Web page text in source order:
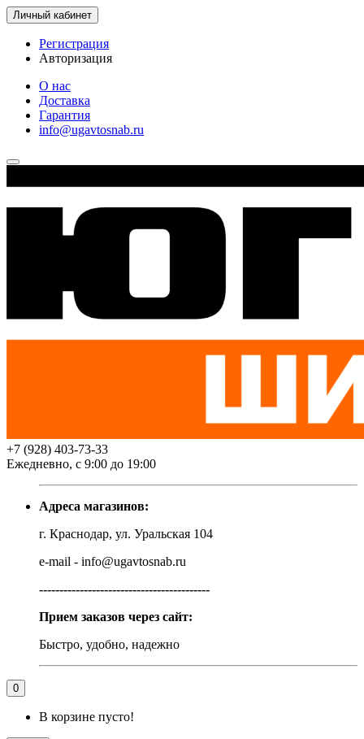
Личный кабинет
Регистрация
Авторизация
О нас
Доставка
Гарантия
info@ugavtosnab.ru
+7 (928) 403-73-33
Ежедневно, с 9:00 до 19:00
Адреса магазинов:
г. Краснодар, ул. Уральская 104
e-mail - info@ugavtosnab.ru
------------------------------------------
Прием заказов через сайт:
Быстро, удобно, надежно
0
В корзине пусто!